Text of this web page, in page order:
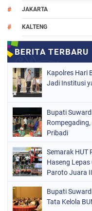
JAKARTA
KALTENG
NASIONAL
ORGANISASI
PERISTIWA
POLITIK
POLRI
SOPPENG
SULSEL
Kapolres Hari
Jadi Institusi
Bupati
Pribadi
Semarak HUT
Haseng
Paroto Juara
Bupati
Tata Kelola